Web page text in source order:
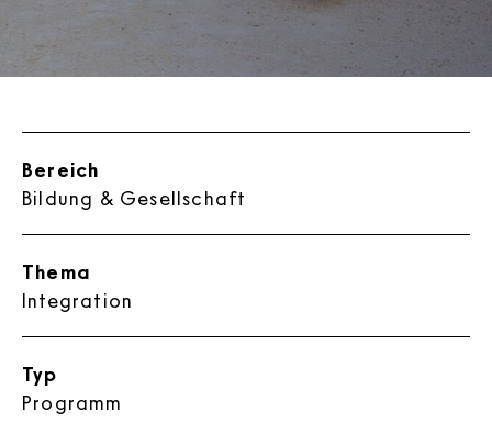
Bereich
Bildung & Gesellschaft
Thema
Integration
Typ
Programm